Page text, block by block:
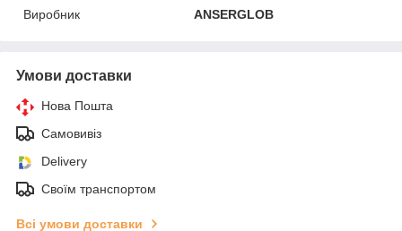
Виробник
ANSERGLOB
Умови доставки
Нова Пошта
Самовивіз
Delivery
Своїм транспортом
Всі умови доставки